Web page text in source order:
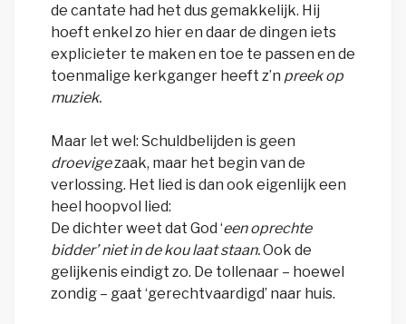
de cantate had het dus gemakkelijk. Hij
hoeft enkel zo hier en daar de dingen iets
explicieter te maken en toe te passen en de
toenmalige kerkganger heeft z’n preek op
muziek.
Maar let wel: Schuldbelijden is geen
droevigezaak, maar het begin van de
verlossing. Het lied is dan ook eigenlijk een
heel hoopvol lied:
De dichter weet dat God ‘een oprechte
bidder’ niet in de kou laat staan.Ook de
gelijkenis eindigt zo. De tollenaar – hoewel
zondig – gaat ‘gerechtvaardigd’ naar huis.